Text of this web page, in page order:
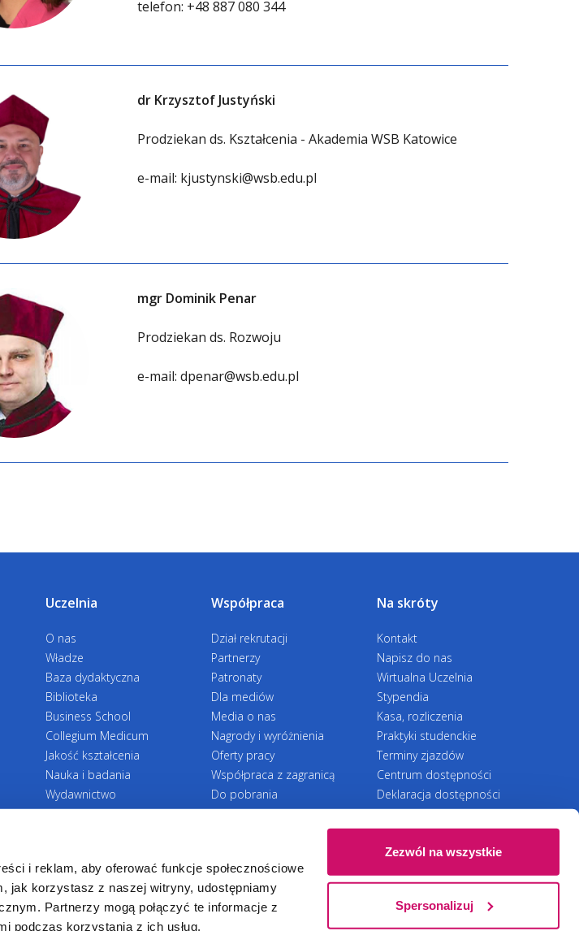
i reklam, aby oferować funkcje społecznościowe
jak korzystasz z naszej witryny, udostępniamy
Partnerzy mogą połączyć te informacje z
podczas korzystania z ich usług.
Zezwól na wszystkie
Spersonalizuj
telefon: +48 887 080 344
dr Krzysztof Justyński
Prodziekan ds. Kształcenia - Akademia WSB Katowice
e-mail: kjustynski@wsb.edu.pl
mgr Dominik Penar
Prodziekan ds. Rozwoju
e-mail: dpenar@wsb.edu.pl
Uczelnia
O nas
Władze
Baza dydaktyczna
Biblioteka
Business School
Collegium Medicum
Jakość kształcenia
Nauka i badania
Wydawnictwo
Zrównoważony rozwój
Współpraca
Dział rekrutacji
Partnerzy
Patronaty
Dla mediów
Media o nas
Nagrody i wyróżnienia
Oferty pracy
Współpraca z zagranicą
Do pobrania
Na skróty
Kontakt
Napisz do nas
Wirtualna Uczelnia
Stypendia
Kasa, rozliczenia
Praktyki studenckie
Terminy zjazdów
Centrum dostępności
Deklaracja dostępności
RODO
Ⓒ 2026 Akademia WSBWSB University